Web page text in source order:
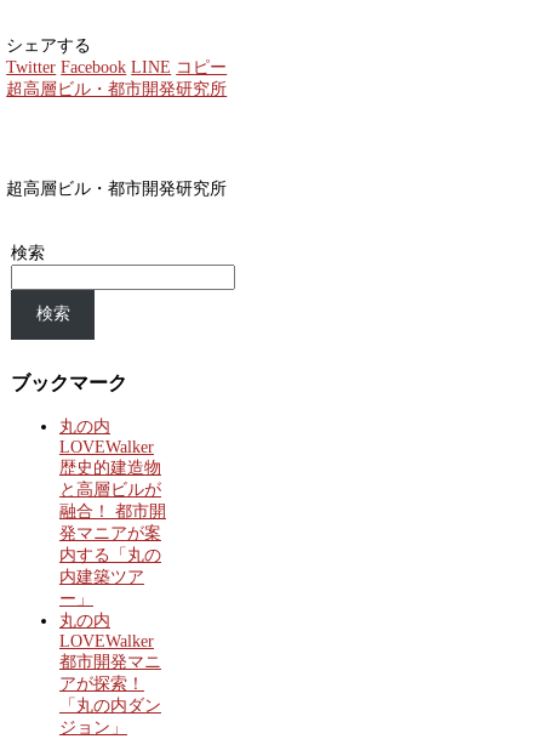
シェアする
Twitter Facebook LINE コピー
超高層ビル・都市開発研究所
超高層ビル・都市開発研究所
検索
検索
ブックマーク
丸の内
LOVEWalker
歴史的建造物
と高層ビルが
融合！ 都市開
発マニアが案
内する「丸の
内建築ツア
ー」
丸の内
LOVEWalker
都市開発マニ
アが探索！
「丸の内ダン
ジョン」